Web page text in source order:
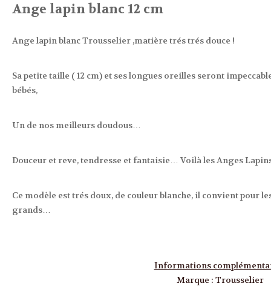
Ange lapin blanc 12 cm
Ange lapin blanc Trousselier ,matière trés trés douce !
Sa petite taille ( 12 cm) et ses longues oreilles seront
bébés,
Un de nos meilleurs doudous…
Douceur et reve, tendresse et fantaisie… Voilà les Anges
Ce modèle est trés doux, de couleur blanche, il convient pour
grands…
Informations
Marque : Trousselier